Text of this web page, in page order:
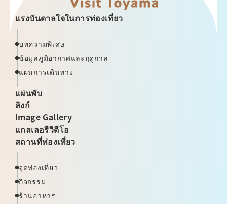
แรงบันดาลใจในการท่องเที่ยว
บทความพิเศษ
ข้อมูลภูมิอากาศและฤดูกาล
แผนการเดินทาง
แผ่นพับ
ลิงก์
Image Gallery
แกลเลอรีวิดีโอ
สถานที่ท่องเที่ยว
จุดท่องเที่ยว
กิจกรรม
ร้านอาหาร